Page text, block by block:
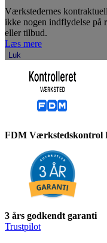
Værkstedernes
ikke nogen indflydelse på
eller tilbud.
Læs mere
Luk
FDM Værkstedskontrol
3 års godkendt garanti
Trustpilot